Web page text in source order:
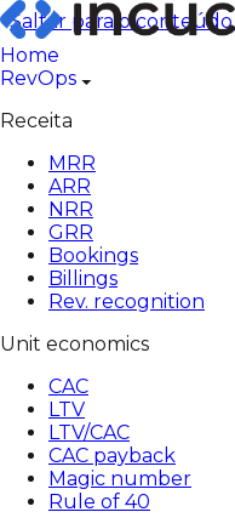
Pular
para
o
conteúdo
Saltar para o conteúdo
Home
RevOps
Receita
MRR
ARR
NRR
GRR
Bookings
Billings
Rev. recognition
Unit economics
CAC
LTV
LTV/CAC
CAC payback
Magic number
Rule of 40